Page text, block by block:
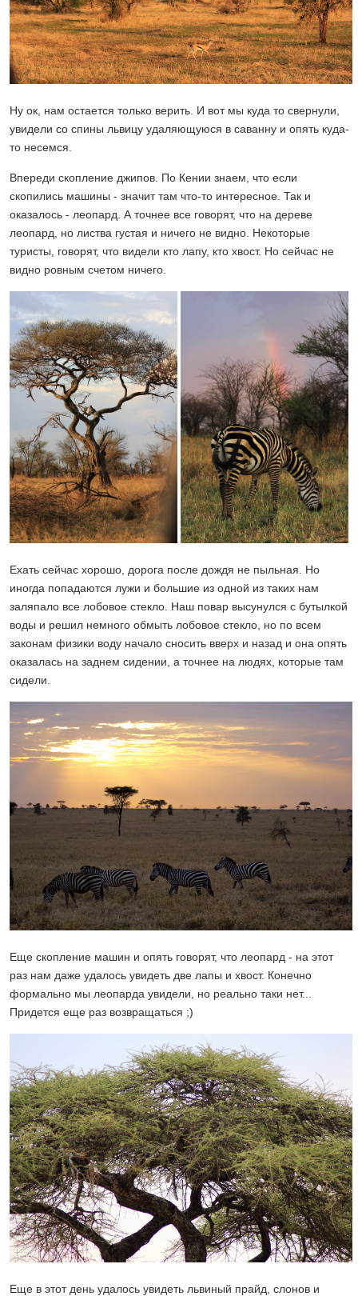
Ну ок, нам остается только верить. И вот мы куда то свернули,
увидели со спины львицу удаляющуюся в саванну и опять куда-
то несемся.
Впереди скопление джипов. По Кении знаем, что если
скопились машины - значит там что-то интересное. Так и
оказалось - леопард. А точнее все говорят, что на дереве
леопард, но листва густая и ничего не видно. Некоторые
туристы, говорят, что видели кто лапу, кто хвост. Но сейчас не
видно ровным счетом ничего.
Ехать сейчас хорошо, дорога после дождя не пыльная. Но
иногда попадаются лужи и большие из одной из таких нам
заляпало все лобовое стекло. Наш повар высунулся с бутылкой
воды и решил немного обмыть лобовое стекло, но по всем
законам физики воду начало сносить вверх и назад и она опять
оказалась на заднем сидении, а точнее на людях, которые там
сидели.
Еще скопление машин и опять говорят, что леопард - на этот
раз нам даже удалось увидеть две лапы и хвост. Конечно
формально мы леопарда увидели, но реально таки нет...
Придется еще раз возвращаться ;)
Еще в этот день удалось увидеть львиный прайд, слонов и